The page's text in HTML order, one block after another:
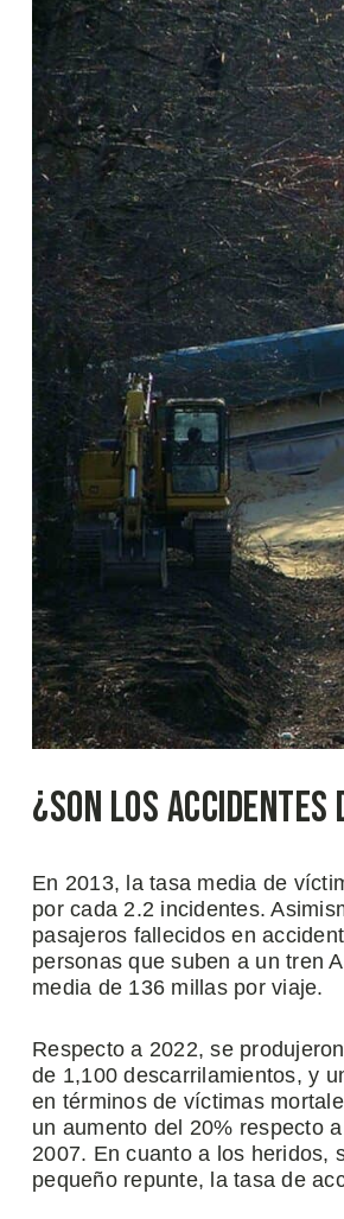
¿Son los
En 2013, la tasa media de
por cada 2.2 incidentes.
pasajeros fallecidos en
personas que suben a un tren
media de 136 millas por viaje.
Respecto a 2022, se
de 1,100 descarrilamientos, y
en términos de víctimas
un aumento del 20% respecto
2007. En cuanto a los heridos,
pequeño repunte, la tasa de